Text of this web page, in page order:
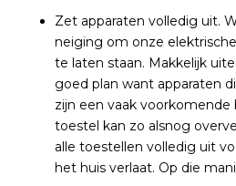
Zet apparaten volledig uit.
neiging om onze
te laten staan. Makkelijk
goed plan want apparaten
zijn een vaak voorkomende
toestel kan zo alsnog
alle toestellen volledig uit
het huis verlaat. Op die